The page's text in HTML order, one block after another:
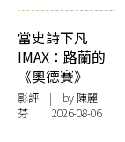
當史詩下凡
IMAX：路蘭的
《奧德賽》
影評 | by 陳麗
芬 | 2026-08-06